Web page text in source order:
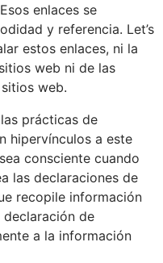
enlaces se
y referencia. Let’s
estos enlaces, ni la
web ni de las
web.
prácticas de
hipervínculos a este
consciente cuando
las declaraciones de
recopile información
de
a la información